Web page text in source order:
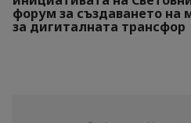
форум за създаването на
за дигиталната трансфор